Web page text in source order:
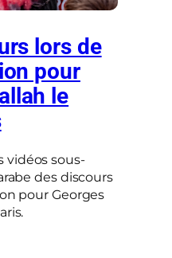
lors de
pour
le
vidéos sous-
des discours
pour Georges